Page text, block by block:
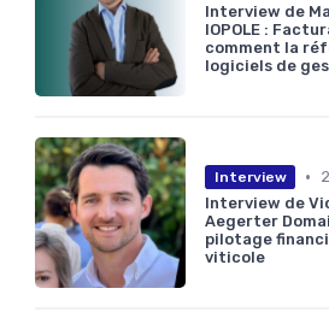
Interview de
IOPOLE :
comment la
logiciels de
Interview •
Interview de
Aegerter
pilotage
viticole